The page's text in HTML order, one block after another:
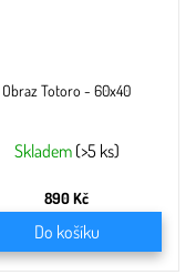
Obraz Totoro - 60x40
Skladem (>5 ks)
890 Kč
Do košíku